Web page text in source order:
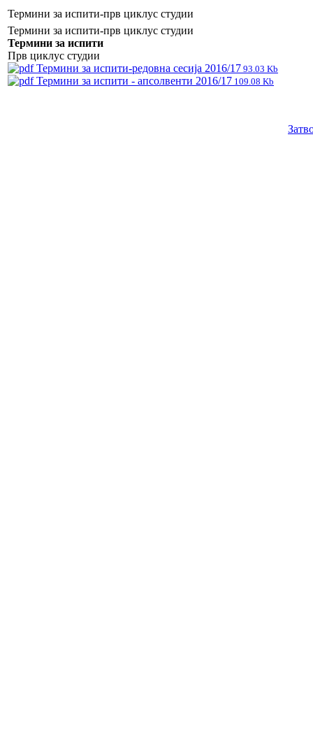
Термини за испити-прв циклус студии
Термини за испити-прв циклус студии
Термини за испити
Прв циклус студии
Термини за испити-редовна сесија 2016/17 93.03 Kb
Термини за испити - апсолвенти 2016/17 109.08 Kb